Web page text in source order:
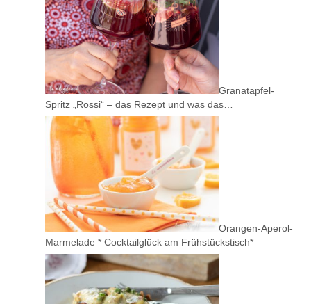
Granatapfel-
Spritz „Rossi“ – das Rezept und was das…
Orangen-Aperol-
Marmelade * Cocktailglück am Frühstückstisch*